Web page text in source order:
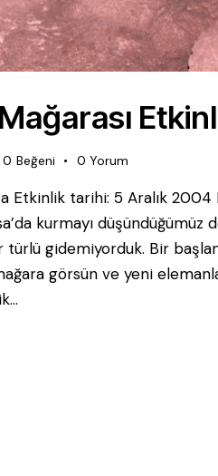
0 Beğeni 0 Yorum
Etkinlik tarihi: 5 Aralık 2004
kurmayı düşündüğümüz
gidemiyorduk. Bir
görsün ve yeni